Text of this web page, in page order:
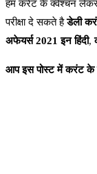
हम करेंट के क्वेश्चन
परीक्षा दे सकते हैडेली
अफेयर्स 2021 इन हिंदी,
आप इस पोस्ट में करंट